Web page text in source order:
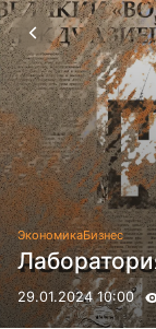
ЭкономикаБизнес
29.01.2024 10:00